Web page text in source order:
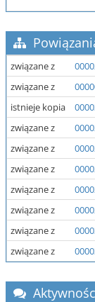
związane z
związane z
istnieje kopia
związane z
związane z
związane z
związane z
związane z
związane z
związane z